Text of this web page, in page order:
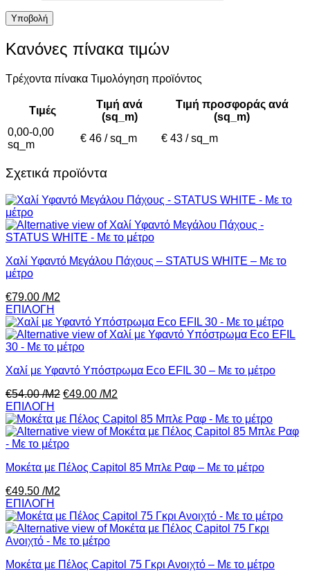
Κανόνες πίνακα τιμών
Τρέχοντα πίνακα Τιμολόγηση προϊόντος
Τιμές
Τιμή ανά
(sq_m)
Τιμή προσφοράς ανά
(sq_m)
0,00-0,00
sq_m
€ 46 / sq_m € 43 / sq_m
Σχετικά προϊόντα
Χαλί Υφαντό Μεγάλου Πάχους – STATUS WHITE – Με το
μέτρο
€79.00 /Μ2
ΕΠΙΛΟΓΗ
Χαλί με Υφαντό Υπόστρωμα Eco EFIL 30 – Με το μέτρο
€54.00/Μ2 €49.00 /Μ2
ΕΠΙΛΟΓΗ
Μοκέτα με Πέλος Capitol 85 Μπλε Ραφ – Με το μέτρο
€49.50 /Μ2
ΕΠΙΛΟΓΗ
Μοκέτα με Πέλος Capitol 75 Γκρι Ανοιχτό – Με το μέτρο